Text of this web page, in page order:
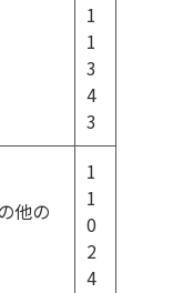
1
1
3
4
3
他の
1
1
0
2
4